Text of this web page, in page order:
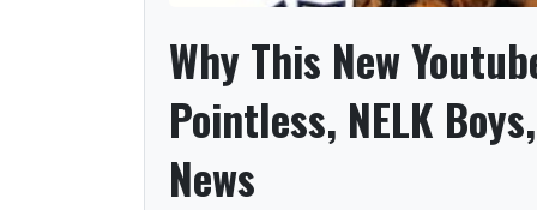
Why This New
Pointless, NELK
News